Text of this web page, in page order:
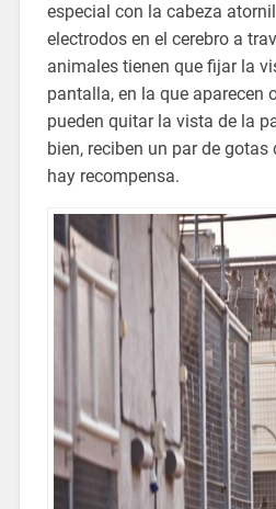
especial con la cabeza
electrodos en el cerebro a
animales tienen que fijar la
pantalla, en la que aparecen
pueden quitar la vista de la
bien, reciben un par de gotas
hay recompensa.